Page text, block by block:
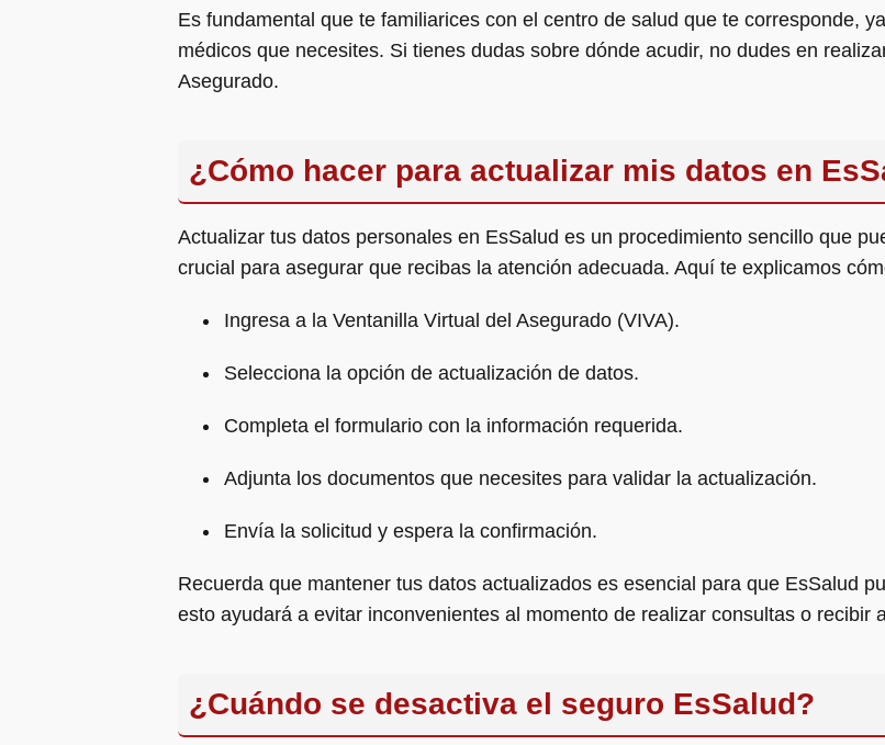
Es fundamental que te familiarices con el centro de salud que te corresponde,
médicos que necesites. Si tienes dudas sobre dónde acudir, no dudes en
Asegurado.
¿Cómo hacer para actualizar mis datos en
Actualizar tus datos personales en EsSalud es un procedimiento sencillo que
crucial para asegurar que recibas la atención adecuada. Aquí te explicamos
Ingresa a la Ventanilla Virtual del Asegurado (VIVA).
Selecciona la opción de actualización de datos.
Completa el formulario con la información requerida.
Adjunta los documentos que necesites para validar la actualización.
Envía la solicitud y espera la confirmación.
Recuerda que mantener tus datos actualizados es esencial para que EsSalud
esto ayudará a evitar inconvenientes al momento de realizar consultas o recibir
¿Cuándo se desactiva el seguro EsSalud?